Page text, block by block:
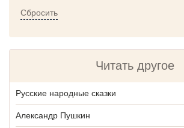
Сбросить
Читать другое
Русские народные сказки
Александр Пушкин